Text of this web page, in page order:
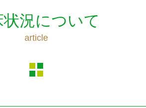
状況について
article